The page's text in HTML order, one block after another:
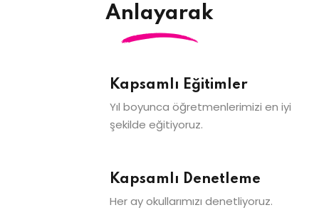
Anlayarak
Kapsamlı Eğitimler
Yıl boyunca öğretmenlerimizi en iyi
şekilde eğitiyoruz.
Kapsamlı Denetleme
Her ay okullarımızı denetliyoruz.